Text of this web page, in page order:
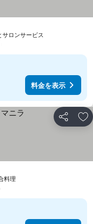
サロンサービス
料金を表示
シェア お
料理